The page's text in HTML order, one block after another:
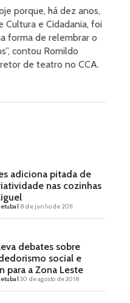
porque, há dez anos,
Cultura e Cidadania, foi
forma de relembrar o
contou Romildo
de teatro no CCA.
adiciona pitada de
nas cozinhas
8 de junho de 2011
debates sobre
social e
para a Zona Leste
30 de agosto de 2018